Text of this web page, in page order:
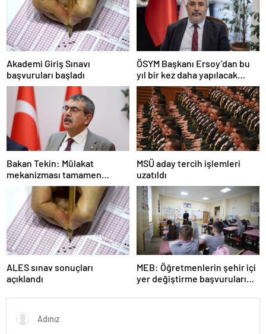
Akademi Giriş Sınavı
başvuruları başladı
ÖSYM Başkanı Ersoy’dan bu
yıl bir kez daha yapılacak
YDS’ye ilişkin açıklama
Bakan Tekin: Mülakat
mekanizması tamamen
kalkıyor
MSÜ aday tercih işlemleri
uzatıldı
ALES sınav sonuçları
açıklandı
MEB: Öğretmenlerin şehir içi
yer değiştirme başvuruları